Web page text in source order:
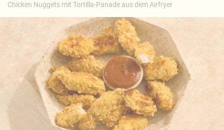
Chicken Nuggets mit Tortilla-Panade aus dem Airfryer